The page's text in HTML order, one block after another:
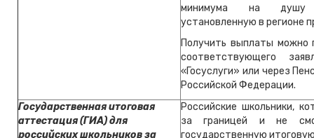
минимума на душу
установленную в регионе
Получить выплаты можно
соответствующего
«Госуслуги» или через
Российской Федерации.
Государственная итоговая
аттестация (ГИА) для
российских школьников за
Российские школьники,
за границей и не
государственную